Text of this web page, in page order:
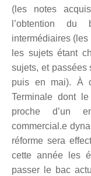
(les notes
l’obtention du
intermédiaires (
les sujets étant
sujets, et passées
puis en mai). À
Terminale dont
proche d’un
commercial.e
réforme sera
cette année les
passer
le bac